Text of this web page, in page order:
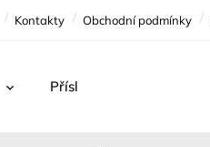
Kontakty Obchodní podmínky
Příslušenství